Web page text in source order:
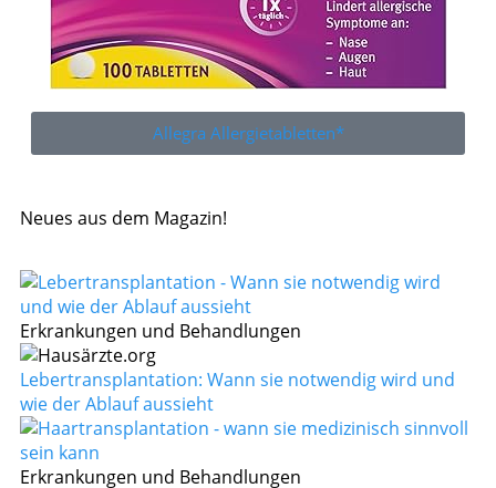
Allegra Allergietabletten*
Neues aus dem Magazin!
Erkrankungen und Behandlungen
Lebertransplantation: Wann sie notwendig wird und
wie der Ablauf aussieht
Erkrankungen und Behandlungen